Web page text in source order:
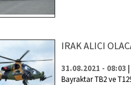
IRAK ALICI
31.08.2021 - 08:03 |
Bayraktar TB2 ve